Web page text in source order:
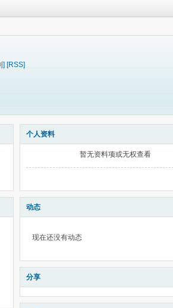
] [RSS]
个人资料
暂无资料项或无权查看
动态
现在还没有动态
分享